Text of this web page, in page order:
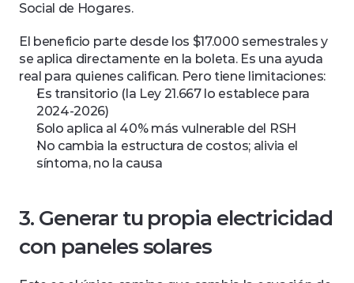
Social de Hogares.
El beneficio parte desde los $17.000 semestrales y
se aplica directamente en la boleta. Es una ayuda
real para quienes califican. Pero tiene limitaciones:
Es transitorio (la Ley 21.667 lo establece para
2024-2026)
Solo aplica al 40% más vulnerable del RSH
No cambia la estructura de costos; alivia el
síntoma, no la causa
3. Generar tu propia electricidad
con paneles solares